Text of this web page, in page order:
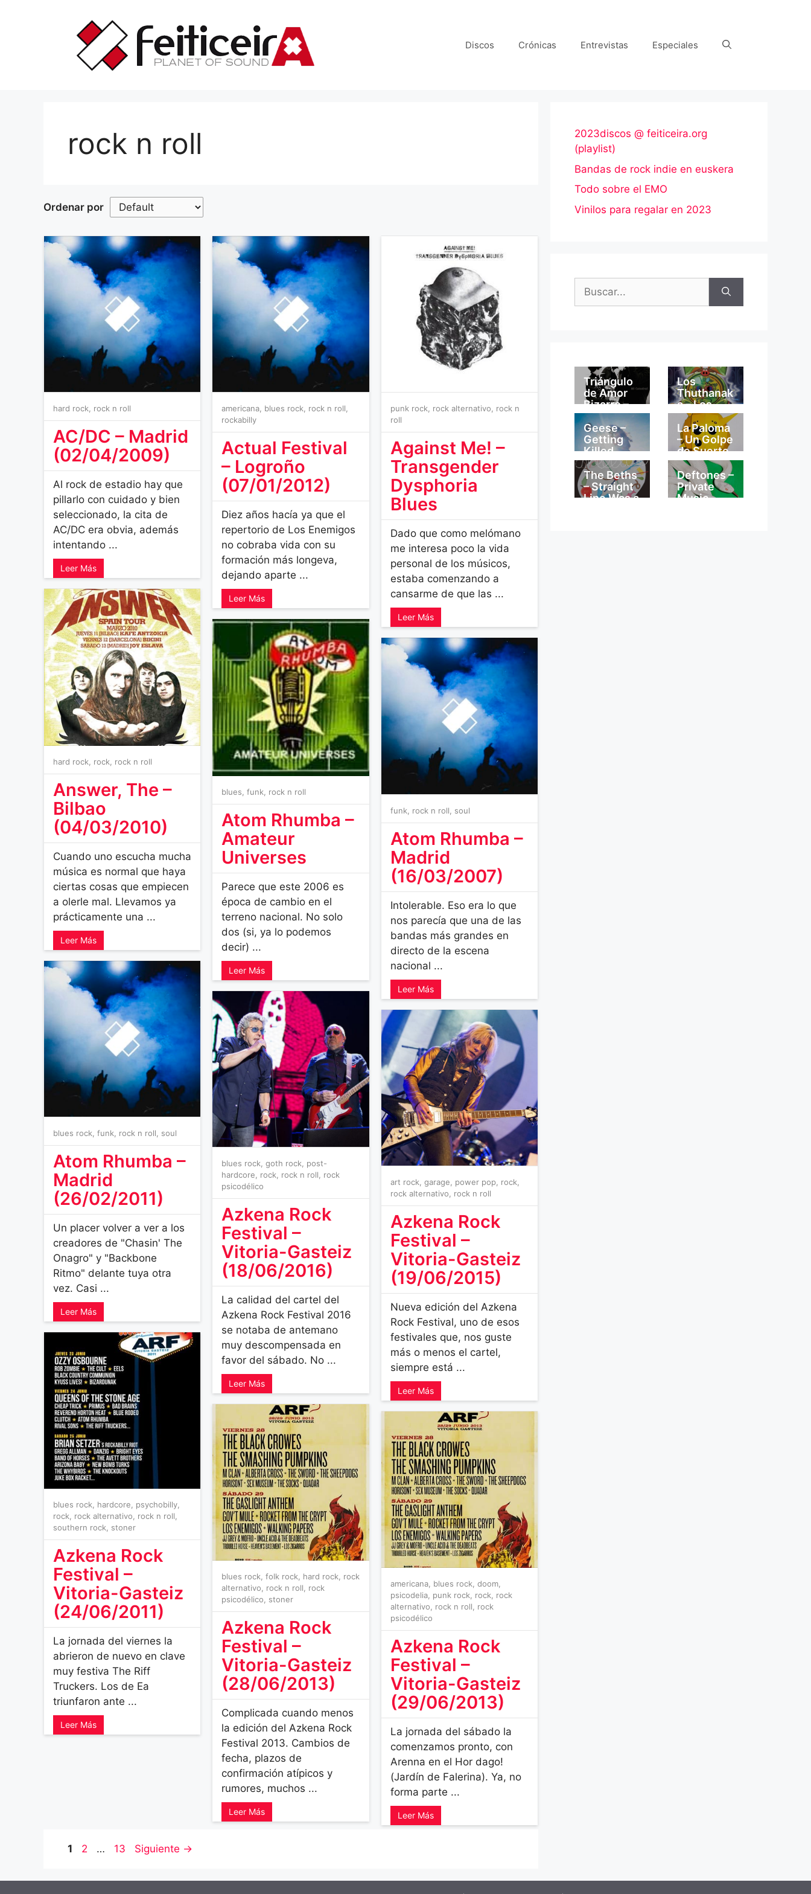
Discos Crónicas Entrevistas Especiales
rock n roll
Ordenar por
hard rock, rock n roll
AC/DC – Madrid
(02/04/2009)
Al rock de estadio hay que
pillarlo con cuidado y bien
seleccionado, la cita de
AC/DC era obvia, además
intentando ...
Leer Más
americana, blues rock, rock n roll,
rockabilly
Actual Festival
– Logroño
(07/01/2012)
Diez años hacía ya que el
repertorio de Los Enemigos
no cobraba vida con su
formación más longeva,
dejando aparte ...
Leer Más
punk rock, rock alternativo, rock n
roll
Against Me! –
Transgender
Dysphoria
Blues
Dado que como melómano
me interesa poco la vida
personal de los músicos,
estaba comenzando a
cansarme de que las ...
Leer Más
hard rock rock rock n roll
Answer, The –
Bilbao
(04/03/2010)
Cuando uno escucha mucha
música es normal que haya
ciertas cosas que empiecen
a olerle mal. Llevamos ya
prácticamente una ...
Leer Más
blues ,funk rock n roll
Atom Rhumba –
Amateur
Universes
Parece que este 2006 es
época de cambio en el
terreno nacional. No solo
dos (si, ya lo podemos
decir) ...
Leer Más
funk rock n roll soul
Atom Rhumba –
Madrid
(16/03/2007)
Intolerable. Eso era lo que
nos parecía que una de las
bandas más grandes en
directo de la escena
nacional ...
Leer Más
blues rock funk rock n roll soul
Atom Rhumba –
Madrid
(26/02/2011)
Un placer volver a ver a los
creadores de "Chasin' The
Onagro" y "Backbone
Ritmo" delante tuya otra
vez. Casi ...
Leer Más
blues rock ,goth rock
post-
hardcore
rock rock n roll
rock
psicodélico
Azkena Rock
Festival –
Vitoria-Gasteiz
(18/06/2016)
La calidad del cartel del
Azkena Rock Festival 2016
se notaba de antemano
muy descompensada en
favor del sábado. No ...
Leer Más
art rock garage power pop, rock
rock alternativo
rock n roll
Azkena Rock
Festival –
Vitoria-Gasteiz
(19/06/2015)
Nueva edición del Azkena
Rock Festival, uno de esos
festivales que, nos guste
más o menos el cartel,
siempre está ...
Leer Más
blues rock, hardcore, psychobilly,
rock, rock alternativo, rock n roll,
southern rock, stoner
Azkena Rock
Festival –
Vitoria-Gasteiz
(24/06/2011)
La jornada del viernes la
abrieron de nuevo en clave
muy festiva The Riff
Truckers. Los de Ea
triunfaron ante ...
Leer Más
blues rock,folk rock, hard rock, rock
alternativo, rock n roll, rock
psicodélico, stoner
Azkena Rock
Festival –
Vitoria-Gasteiz
(28/06/2013)
Complicada cuando menos
la edición del Azkena Rock
Festival 2013. Cambios de
fecha, plazos de
confirmación atípicos y
rumores, muchos ...
Leer Más
americana, blues rock, doom,
psicodelia, punk rock, rock, rock
alternativo, rock n roll, rock
psicodélico
Azkena Rock
Festival –
Vitoria-Gasteiz
(29/06/2013)
La jornada del sábado la
comenzamos pronto, con
Arenna en el Hor dago!
(Jardín de Falerina). Ya, no
forma parte ...
Leer Más
Página
1 Página
2 … Página
13 Siguiente →
2023discos @ feiticeira.org
(playlist)
Bandas de rock indie en euskera
Todo sobre el EMO
Vinilos para regalar en 2023
Triángulo
de Amor
Bizarro –
Mi
Catedral
Los
Thuthanak
a – Los
Thuthanak
a
Geese –
Getting
Killed
La Paloma
– Un Golpe
de Suerte
The Beths
– Straight
Line Was a
Deftones –
Private
Music